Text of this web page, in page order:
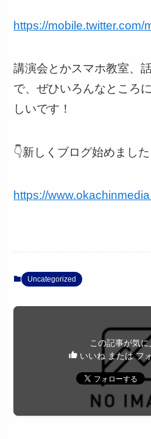
https://mobile.twitter.com/
講演会とかスマホ教室、
で、ぜひいろんなところ
しいです！
👇新しくブログ始めました
https://
Uncategorized
この記事が気
いいね または フ